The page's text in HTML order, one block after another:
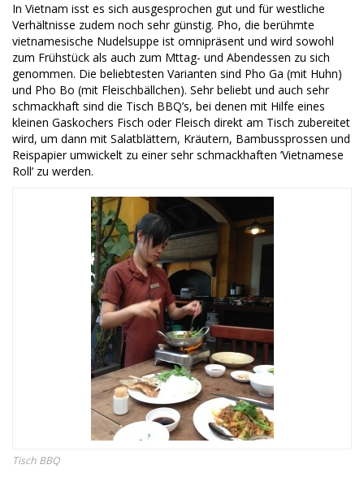
In Vietnam isst es sich ausgesprochen gut und für westliche
Verhältnisse zudem noch sehr günstig. Pho, die berühmte
vietnamesische Nudelsuppe ist omnipräsent und wird sowohl
zum Frühstück als auch zum Mttag- und Abendessen zu sich
genommen. Die beliebtesten Varianten sind Pho Ga (mit Huhn)
und Pho Bo (mit Fleischbällchen). Sehr beliebt und auch sehr
schmackhaft sind die Tisch BBQ’s, bei denen mit Hilfe eines
kleinen Gaskochers Fisch oder Fleisch direkt am Tisch zubereitet
wird, um dann mit Salatblättern, Kräutern, Bambussprossen und
Reispapier umwickelt zu einer sehr schmackhaften ’Vietnamese
Roll’ zu werden.
Tisch BBQ